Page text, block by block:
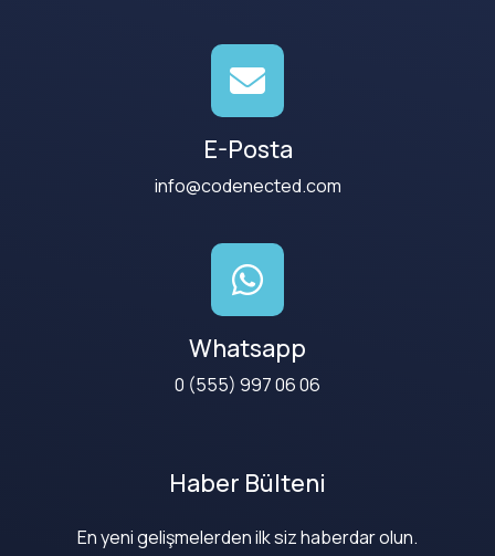
E-Posta
info@codenected.com
Whatsapp
0 (555) 997 06 06
Haber Bülteni
En yeni gelişmelerden ilk siz haberdar olun.